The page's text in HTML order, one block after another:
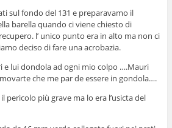
sul fondo del 131 e preparavamo il
barella quando ci viene chiesto di
l’ unico punto era in alto ma non ci
deciso di fare una acrobazia.
e lui dondola ad ogni mio colpo ….Mauri
che me par de essere in gondola….
pericolo più grave ma lo era l’usicta del